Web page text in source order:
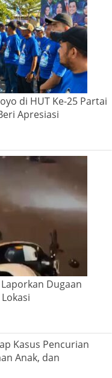
di HUT Ke-25 Partai
Apresiasi
Dugaan
Kasus Pencurian
Anak, dan